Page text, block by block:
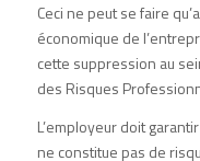
Ceci ne peut se faire
économique de
cette suppression au
des Risques
L’employeur doit
ne constitue pas de